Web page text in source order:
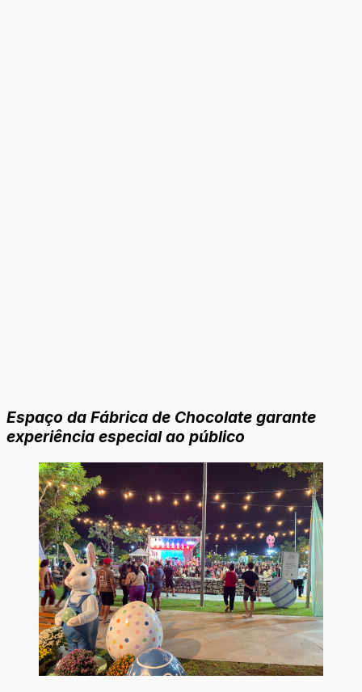
Espaço da Fábrica de Chocolate garante
experiência especial ao público